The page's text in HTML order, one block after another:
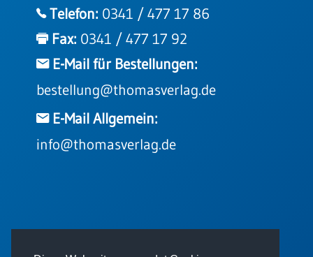
Telefon: 0341 / 477 17 86
Fax: 0341 / 477 17 92
E-Mail für Bestellungen:
bestellung@thomasverlag.de
E-Mail Allgemein:
info@thomasverlag.de